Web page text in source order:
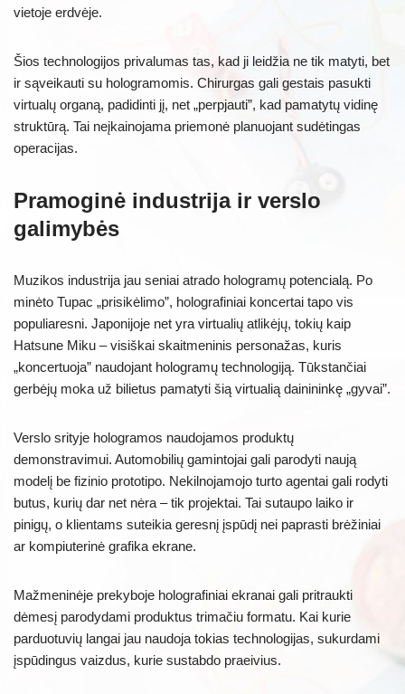
vietoje erdvėje.
Šios technologijos privalumas tas, kad ji leidžia ne tik matyti, bet
ir sąveikauti su hologramomis. Chirurgas gali gestais pasukti
virtualų organą, padidinti jį, net „perpjauti”, kad pamatytų vidinę
struktūrą. Tai neįkainojama priemonė planuojant sudėtingas
operacijas.
Pramoginė industrija ir verslo
galimybės
Muzikos industrija jau seniai atrado hologramų potencialą. Po
minėto Tupac „prisikėlimo”, holografiniai koncertai tapo vis
populiaresni. Japonijoje net yra virtualių atlikėjų, tokių kaip
Hatsune Miku – visiškai skaitmeninis personažas, kuris
„koncertuoja” naudojant hologramų technologiją. Tūkstančiai
gerbėjų moka už bilietus pamatyti šią virtualią dainininkę „gyvai”.
Verslo srityje hologramos naudojamos produktų
demonstravimui. Automobilių gamintojai gali parodyti naują
modelį be fizinio prototipo. Nekilnojamojo turto agentai gali rodyti
butus, kurių dar net nėra – tik projektai. Tai sutaupo laiko ir
pinigų, o klientams suteikia geresnį įspūdį nei paprasti brėžiniai
ar kompiuterinė grafika ekrane.
Mažmeninėje prekyboje holografiniai ekranai gali pritraukti
dėmesį parodydami produktus trimačiu formatu. Kai kurie
parduotuvių langai jau naudoja tokias technologijas, sukurdami
įspūdingus vaizdus, kurie sustabdo praeivius.